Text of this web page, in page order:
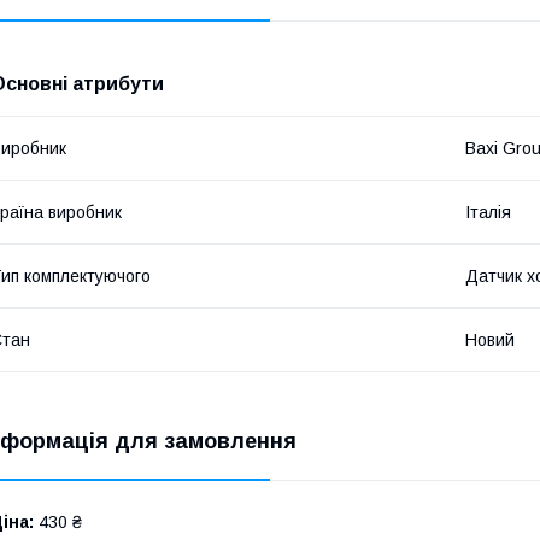
атрибути
Baxi
виробник Італія
комплектуючого Датчик
Новий
для замовлення
430 ₴